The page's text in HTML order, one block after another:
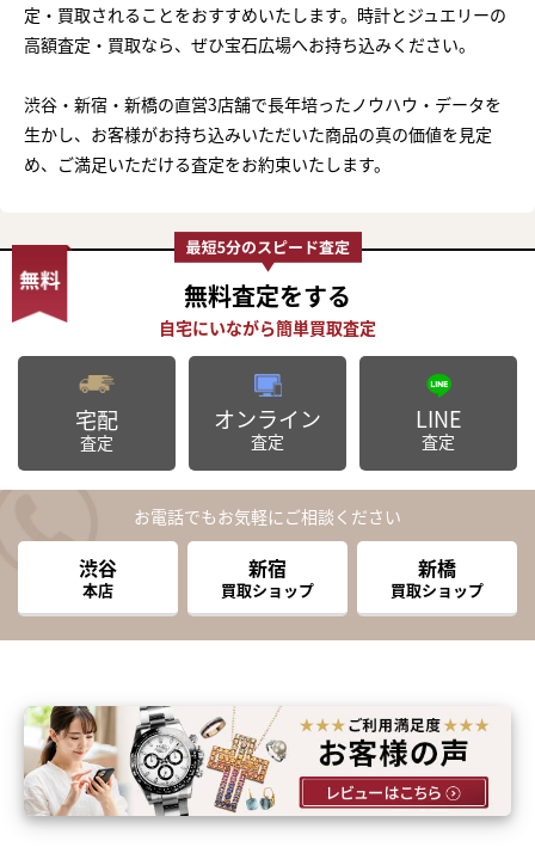
定・買取されることをおすすめいたします。時計とジュエリーの
高額査定・買取なら、ぜひ宝石広場へお持ち込みください。
渋谷・新宿・新橋の直営3店舗で長年培ったノウハウ・データを
生かし、お客様がお持ち込みいただいた商品の真の価値を見定
め、ご満足いただける査定をお約束いたします。
無料査定をする
宅配
査定
オンライン
査定
LINE
査定
お電話でもお気軽にご相談ください
渋谷
本店
新宿
買取ショップ
新橋
買取ショップ